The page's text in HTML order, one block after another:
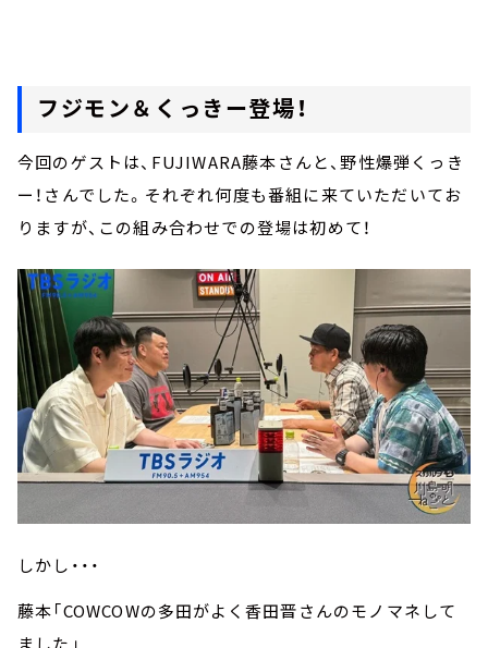
フジモン＆くっきー登場！
今回のゲストは、FUJIWARA藤本さんと、野性爆弾くっき
ー！さんでした。それぞれ何度も番組に来ていただいてお
りますが、この組み合わせでの登場は初めて！
しかし・・・
藤本「COWCOWの多田がよく香田晋さんのモノマネして
ました」